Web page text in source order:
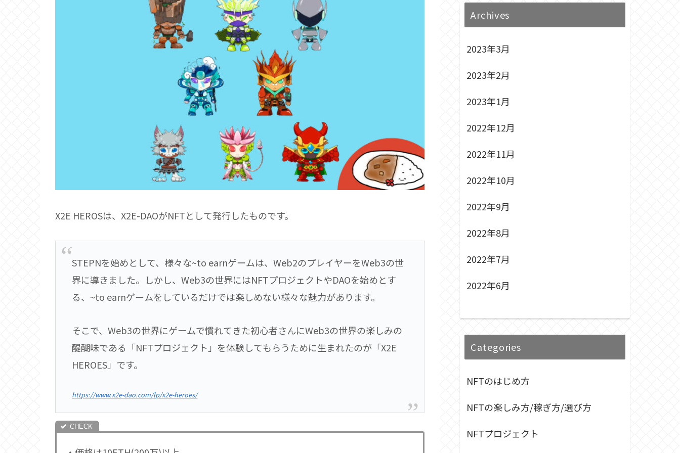
X2E HEROSは、X2E-DAOがNFTとして発行したものです。
STEPNを始めとして、様々な~to earnゲームは、Web2のプレイヤーをWeb3の世
界に導きました。しかし、Web3の世界にはNFTプロジェクトやDAOを始めとす
る、~to earnゲームをしているだけでは楽しめない様々な魅力があります。
そこで、Web3の世界にゲームで慣れてきた初心者さんにWeb3の世界の楽しみの
醍醐味である「NFTプロジェクト」を体験してもらうために生まれたのが「X2E
HEROES」です。
https://www.x2e-dao.com/lp/x2e-heroes/
Archives
2023年3月
2023年2月
2023年1月
2022年12月
2022年11月
2022年10月
2022年9月
2022年8月
2022年7月
2022年6月
Categories
NFTのはじめ方
NFTの楽しみ方/稼ぎ方/選び方
NFTプロジェクト